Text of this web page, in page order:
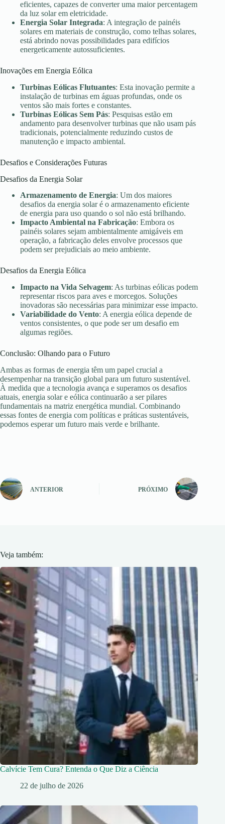
eficientes, capazes de converter uma maior percentagem
da luz solar em eletricidade.
Energia Solar Integrada: A integração de painéis
solares em materiais de construção, como telhas solares,
está abrindo novas possibilidades para edifícios
energeticamente autossuficientes.
Inovações em Energia Eólica
Turbinas Eólicas Flutuantes: Esta inovação permite a
instalação de turbinas em águas profundas, onde os
ventos são mais fortes e constantes.
Turbinas Eólicas Sem Pás: Pesquisas estão em
andamento para desenvolver turbinas que não usam pás
tradicionais, potencialmente reduzindo custos de
manutenção e impacto ambiental.
Desafios e Considerações Futuras
Desafios da Energia Solar
Armazenamento de Energia: Um dos maiores
desafios da energia solar é o armazenamento eficiente
de energia para uso quando o sol não está brilhando.
Impacto Ambiental na Fabricação: Embora os
painéis solares sejam ambientalmente amigáveis em
operação, a fabricação deles envolve processos que
podem ser prejudiciais ao meio ambiente.
Desafios da Energia Eólica
Impacto na Vida Selvagem: As turbinas eólicas podem
representar riscos para aves e morcegos. Soluções
inovadoras são necessárias para minimizar esse impacto.
Variabilidade do Vento: A energia eólica depende de
ventos consistentes, o que pode ser um desafio em
algumas regiões.
Conclusão: Olhando para o Futuro
Ambas as formas de energia têm um papel crucial a
desempenhar na transição global para um futuro sustentável.
À medida que a tecnologia avança e superamos os desafios
atuais, energia solar e eólica continuarão a ser pilares
fundamentais na matriz energética mundial. Combinando
essas fontes de energia com políticas e práticas sustentáveis,
podemos esperar um futuro mais verde e brilhante.
ANTERIOR PRÓXIMO
Veja também:
Calvície Tem Cura? Entenda o Que Diz a Ciência
22 de julho de 2026